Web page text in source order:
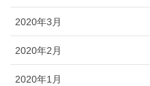
2020年3月
2020年2月
2020年1月